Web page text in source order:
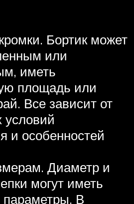
Бортик может
или
иметь
площадь или
Все зависит от
условий
и особенностей
Диаметр и
могут иметь
В